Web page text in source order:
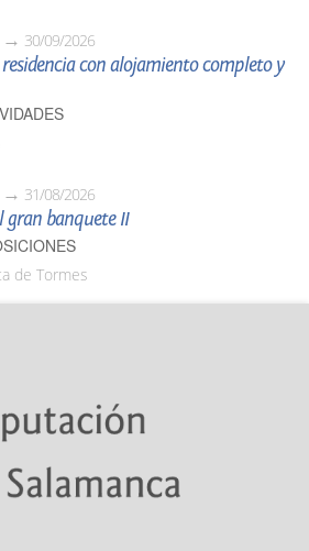
30/09/2026
residencia con alojamiento completo y
31/08/2026
gran banquete II
de Tormes